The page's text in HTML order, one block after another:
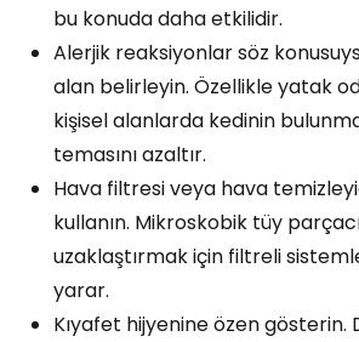
bu konuda daha etkilidir.
Alerjik reaksiyonlar söz
alan belirleyin. Özellikle yatak
kişisel alanlarda kedinin
temasını azaltır.
Hava filtresi veya hava
kullanın. Mikroskobik tüy
uzaklaştırmak için filtreli
yarar.
Kıyafet hijyenine özen gösterin.